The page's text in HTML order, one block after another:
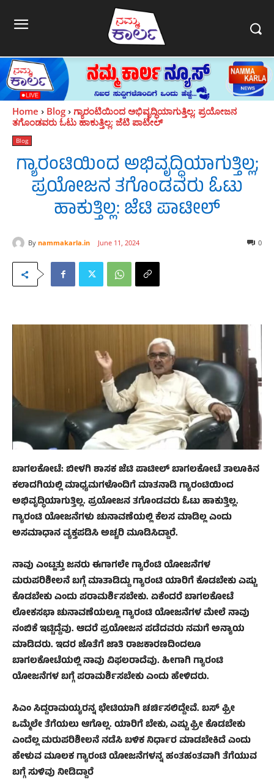
Home Blog
ಗ್ಯಾರಂಟಿಯಿಂದ ಅಭಿವೃದ್ಧಿಯಾಗುತ್ತಿಲ್ಲ; ಪ್ರಯೋಜನ
ತಗೊಂಡವರು ಓಟು ಹಾಕುತ್ತಿಲ್ಲ: ಜೆಟಿ ಪಾಟೀಲ್
Blog
ಗ್ಯಾರಂಟಿಯಿಂದ ಅಭಿವೃದ್ಧಿಯಾಗುತ್ತಿಲ್ಲ;
ಪ್ರಯೋಜನ ತಗೊಂಡವರು ಓಟು
ಹಾಕುತ್ತಿಲ್ಲ: ಜೆಟಿ ಪಾಟೀಲ್
By nammakarla.in June 11, 2024 0
ಬಾಗಲಕೋಟೆ: ಬೀಳಗಿ ಶಾಸಕ ಜೆಟಿ ಪಾಟೀಲ್ ಬಾಗಲಕೋಟೆ ತಾಲೂಕಿನ
ಕಲಾದಗಿಯಲ್ಲಿ ಮಾಧ್ಯಮಗಳೊಂದಿಗೆ ಮಾತನಾಡಿ ಗ್ಯಾರಂಟಿಯಿಂದ
ಅಭಿವೃದ್ಧಿಯಾಗುತ್ತಿಲ್ಲ. ಪ್ರಯೋಜನ ತಗೊಂಡವರು ಓಟು ಹಾಕುತ್ತಿಲ್ಲ.
ಗ್ಯಾರಂಟಿ ಯೋಜನೆಗಳು ಚುನಾವಣೆಯಲ್ಲಿ ಕೆಲಸ ಮಾಡಿಲ್ಲ ಎಂದು
ಅಸಮಾಧಾನ ವ್ಯಕ್ತಪಡಿಸಿ ಅಚ್ಚರಿ ಮೂಡಿಸಿದ್ದಾರೆ.
ನಾವು ಎಂಟ್ಹತ್ತು ಜನರು ಈಗಾಗಲೇ ಗ್ಯಾರೆಂಟಿ ಯೋಜನೆಗಳ
ಮರುಪರಿಶೀಲನೆ ಬಗ್ಗೆ ಮಾತಾಡಿದ್ದು ಗ್ಯಾರಂಟಿ ಯಾರಿಗೆ ಕೊಡಬೇಕು ಎಷ್ಟು
ಕೊಡಬೇಕು ಎಂದು ಪರಾಮರ್ಶಿಸಬೇಕು. ಏಕೆಂದರೆ ಬಾಗಲಕೋಟೆ
ಲೋಕಸಭಾ ಚುನಾವಣೆಯಲ್ಲೂ ಗ್ಯಾರಂಟಿ ಯೋಜನೆಗಳ ಮೇಲೆ ನಾವು
ನಂಬಿಕೆ ಇಟ್ಟಿದ್ದೆವು. ಆದರೆ ಪ್ರಯೋಜನ ಪಡೆದವರು ನಮಗೆ ಅನ್ಯಾಯ
ಮಾಡಿದರು. ಇದರ ಜೊತೆಗೆ ಜಾತಿ ರಾಜಕಾರಣದಿಂದಲೂ
ಬಾಗಲಕೋಟೆಯಲ್ಲಿ ನಾವು ವಿಫಲರಾದೆವು. ಹೀಗಾಗಿ ಗ್ಯಾರಂಟಿ
ಯೋಜನೆಗಳ ಬಗ್ಗೆ ಪರಾಮರ್ಶಿಸಬೇಕು ಎಂದು ಹೇಳಿದರು.
ಸಿಎಂ ಸಿದ್ದರಾಮಯ್ಯರನ್ನ ಭೇಟಿಯಾಗಿ ಚರ್ಚಿಸಲಿದ್ದೇವೆ. ಬಸ್ ಫ್ರೀ
ಒಮ್ಮೆಲೇ ತೆಗೆಯಲು ಆಗೊಲ್ಲ. ಯಾರಿಗೆ ಬೇಕು, ಎಷ್ಟು ಫ್ರೀ ಕೊಡಬೇಕು
ಎಂದೆಲ್ಲ ಮರುಪರಿಶೀಲನೆ ನಡೆಸಿ ಬಳಿಕ ನಿರ್ಧಾರ ಮಾಡಬೇಕಿದೆ ಎಂದು
ಹೇಳುವ ಮೂಲಕ ಗ್ಯಾರಂಟಿ ಯೋಜನೆಗಳನ್ನ ಹಂತಹಂತವಾಗಿ ತೆಗೆಯುವ
ಬಗ್ಗೆ ಸುಳಿವು ನೀಡಿದ್ದಾರೆ